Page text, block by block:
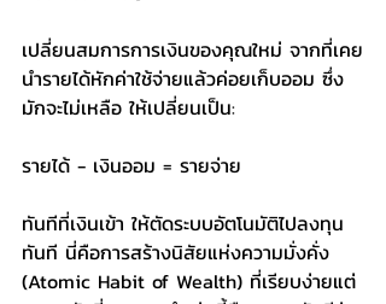
เปลี่ยนสมการการเงินของคุณใหม่ จากที่เคย
นำรายได้หักค่าใช้จ่ายแล้วค่อยเก็บออม ซึ่ง
มักจะไม่เหลือ ให้เปลี่ยนเป็น:
รายได้ - เงินออม = รายจ่าย
ทันทีที่เงินเข้า ให้ตัดระบบอัตโนมัติไปลงทุน
ทันที นี่คือการสร้างนิสัยแห่งความมั่งคั่ง
(Atomic Habit of Wealth) ที่เรียบง่ายแต่